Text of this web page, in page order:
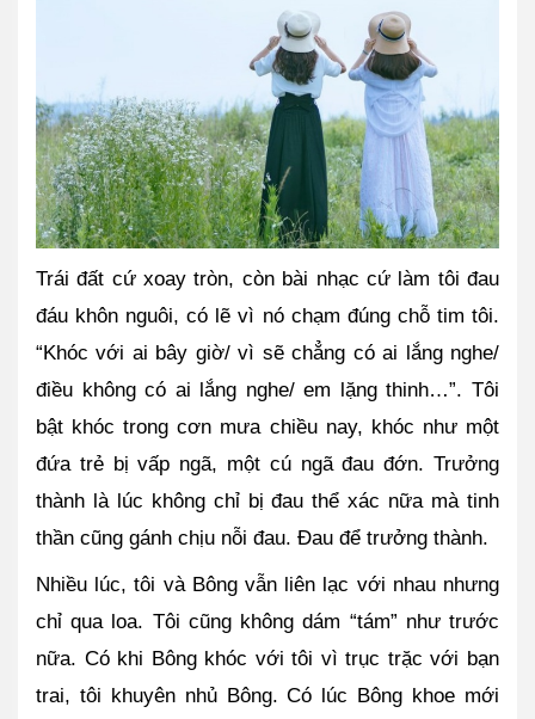
Trái đất cứ xoay tròn, còn bài nhạc cứ làm tôi đau
đáu khôn nguôi, có lẽ vì nó chạm đúng chỗ tim tôi.
“Khóc với ai bây giờ/ vì sẽ chẳng có ai lắng nghe/
điều không có ai lắng nghe/ em lặng thinh…”. Tôi
bật khóc trong cơn mưa chiều nay, khóc như một
đứa trẻ bị vấp ngã, một cú ngã đau đớn. Trưởng
thành là lúc không chỉ bị đau thể xác nữa mà tinh
thần cũng gánh chịu nỗi đau. Đau để trưởng thành.
Nhiều lúc, tôi và Bông vẫn liên lạc với nhau nhưng
chỉ qua loa. Tôi cũng không dám “tám” như trước
nữa. Có khi Bông khóc với tôi vì trục trặc với bạn
trai, tôi khuyên nhủ Bông. Có lúc Bông khoe mới